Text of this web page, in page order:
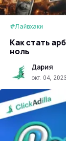
#Лайвхаки
Как стать
ноль
Дария
окт. 04, 2023